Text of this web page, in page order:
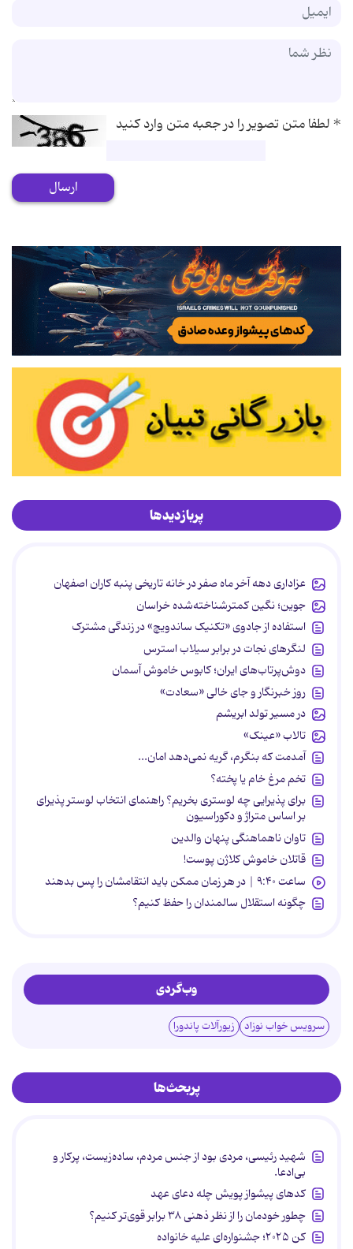
*لطفا متن تصویر را در جعبه متن وارد کنید
ارسال
پربازدیدها
عزاداری دهه آخر ماه صفر در خانه تاریخی پنبه کاران اصفهان
جوین؛ نگین کمترشناخته‌شده خراسان
استفاده از جادوی «تکنیک ساندویچ» در زندگی مشترک
لنگرهای نجات در برابر سیلاب استرس
دوش‌پرتاب‌های ایران؛ کابوس خاموش آسمان
روز خبرنگار و جای خالی «سعادت»
در مسیر تولد ابریشم
تالاب «عینک»
آمدمت که بنگرم، گریه نمی‌دهد امان...
تخم مرغ خام یا پخته؟
برای پذیرایی چه لوستری بخریم؟ راهنمای انتخاب لوستر پذیرای
بر اساس متراژ و دکوراسیون
تاوان ناهماهنگی پنهان والدین
قاتلان خاموش کلاژن پوست!
ساعت ۹:۴۰ | در هر زمان ممکن باید انتقامشان را پس بدهند
چگونه استقلال سالمندان را حفظ کنیم؟
وب‌گردی
سرویس خواب نوزاد زیورآلات پاندورا
پربحث‌ها
شهید رئیسی، مردی بود از جنس مردم، ساده‌زیست، پرکار و
بی‌ادعا.
کدهای پیشواز پویش چله دعای عهد
چطور خودمان را از نظر ذهنی ۳۸ برابر قوی‌تر کنیم؟
کن ۲۰۲۵؛ جشنواره‌ای علیه خانواده